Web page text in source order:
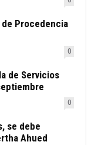
Procedencia
0
de Servicios
0
se debe
Ahued